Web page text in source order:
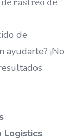
rastreo de
de
ayudarte? ¡No
Logistics,